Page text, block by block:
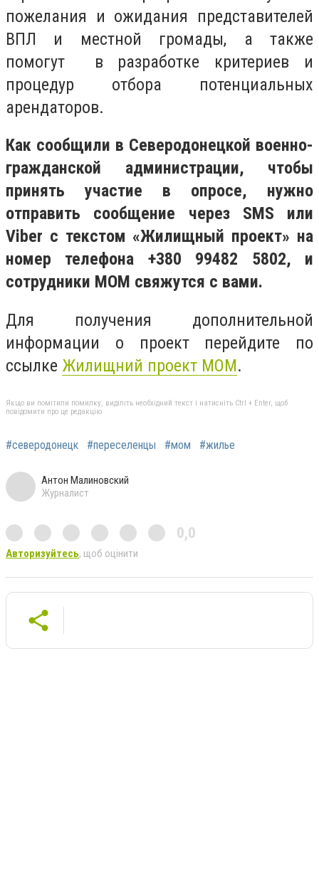
пожелания и ожидания представителей
ВПЛ и местной громады, а также
помогут в разработке критериев и
процедур отбора потенциальных
арендаторов.
Как сообщили в Северодонецкой военно-
гражданской администрации, чтобы
принять участие в опросе, нужно
отправить сообщение через SMS или
Viber с текстом «Жилищный проект» на
номер телефона +380 99482 5802, и
сотрудники МОМ свяжутся с вами.
Для получения дополнительной
информации о проект перейдите по
ссылке Жилищний проект МОМ.
Якщо ви помітили помилку, виділіть необхідний текст і натисніть Ctrl + Enter, щоб
повідомити про це редакцію
#северодонецк #переселенцы #мом #жилье
Антон Малиновский
Журналист
0,0
Авторизуйтесь, щоб оцінити